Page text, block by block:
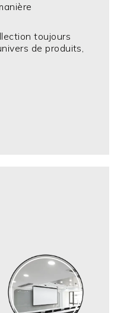
toujours
de produits,